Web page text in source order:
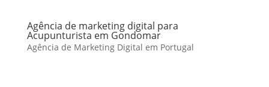
Agência de marketing digital para
Acupunturista em Gondomar
Agência de Marketing Digital em Portugal